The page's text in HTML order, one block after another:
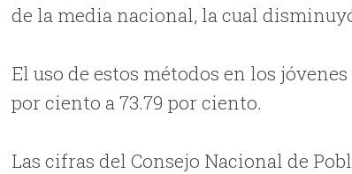
de la media nacional, la cual
El uso de estos métodos en los
por ciento a 73.79 por ciento.
Las cifras del Consejo Nacional de